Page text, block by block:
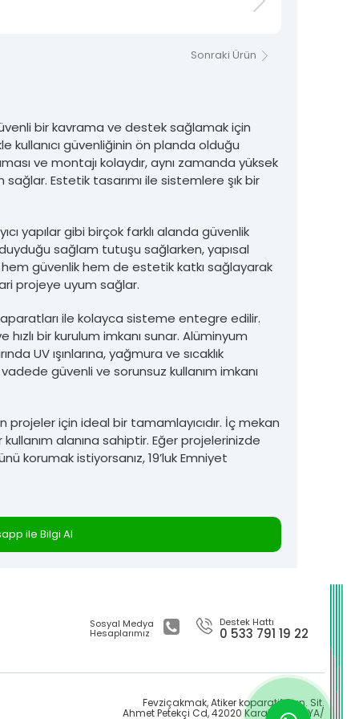
Sonraki Ürün
bir kavrama ve destek sağlamak için
kullanıcı güvenliğinin ön planda olduğu
ve montajı kolaydır, aynı zamanda yüksek
sağlar. Estetik tasarımı ile sistemlere şık bir
yapılar gibi birçok farklı alanda güvenlik
duyduğu sağlam tutuşu sağlarken, yapısal
güvenlik hem de estetik katkı sağlayarak
projeye uyum sağlar.
ile kolayca sisteme entegre edilir.
bir kurulum imkanı sunar. Alüminyum
UV ışınlarına, yağmura ve sıcaklık
güvenli ve sorunsuz kullanım imkanı
projeler için ideal bir tamamlayıcıdır. İç mekan
alanına sahiptir. Eğer projelerinizde
korumak istiyorsanız, 19’luk Emniyet
ile Bilgi Al
Sosyal Medya
Hesaplarımız
Destek Hattı
0 533 791 19 22
Fevziçakmak, Atiker koparatif San. Sit.
Ahmet Petekçi Cd, 42020 Karatay/KONYA/